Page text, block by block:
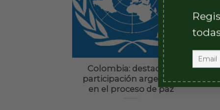
Colombia: destacada
participación argentina
en el proceso de paz